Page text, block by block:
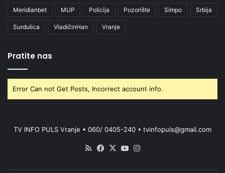
Meridianbet MUP Policija Pozorište Simpo Srbija
Surdulica VladičinHan Vranje
Pratite nas
Error Can not Get Posts, Incorrect account info.
TV INFO PULS Vranje • 060/ 0405-240 • tvinfopuls@gmail.com
RSS Facebook
X YouTube